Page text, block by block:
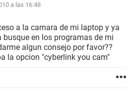
a las 16:48
a la camara de mi laptop y ya
busque en los programas de mi
algun consejo por favor??
la opcion "cyberlink you cam"